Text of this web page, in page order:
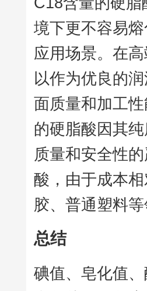
境下更不容易
应用场景。在
以作为优良的
面质量和加工
的硬脂酸因其
质量和安全性
酸，由于成本
胶、普通塑料等
总结
碘值、皂化值